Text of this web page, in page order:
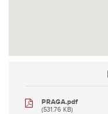
PRAGA.pdf
(531.76 KB)